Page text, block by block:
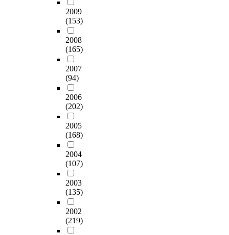
2009
(153)
2008
(165)
2007
(94)
2006
(202)
2005
(168)
2004
(107)
2003
(135)
2002
(219)